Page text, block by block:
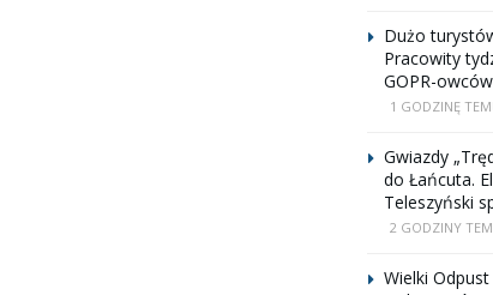
Dużo
Pracowity
GOPR-owców
1 GODZINĘ
Gwiazdy
do Łańcuta.
Teleszyński
2 GODZINY
Wielki